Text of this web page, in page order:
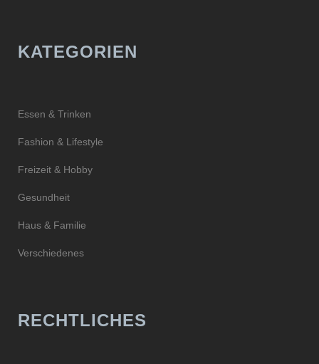
KATEGORIEN
Essen & Trinken
Fashion & Lifestyle
Freizeit & Hobby
Gesundheit
Haus & Familie
Verschiedenes
RECHTLICHES